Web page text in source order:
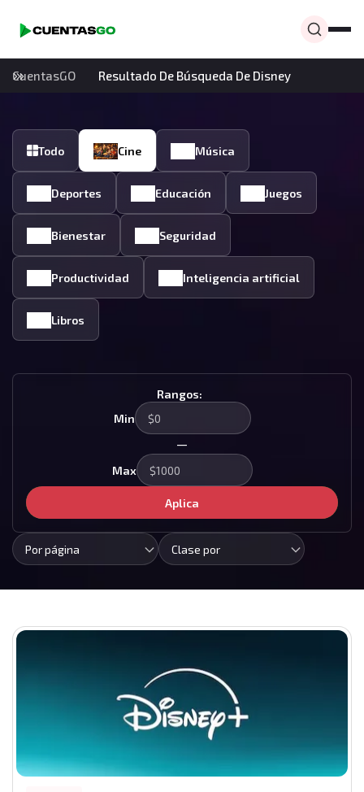
CuentasGO Resultado De Búsqueda De Disney
Todo Cine Música
Deportes Educación Juegos
Bienestar Seguridad
Productividad Inteligencia artificial
Libros
Rangos:
Min
—
Max
Aplica
Por página Clase por